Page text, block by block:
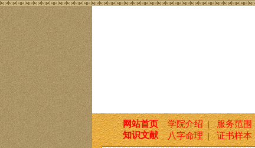
网站首页 学院介绍 | 服务范围
知识文献
八字命理 | 证书样本